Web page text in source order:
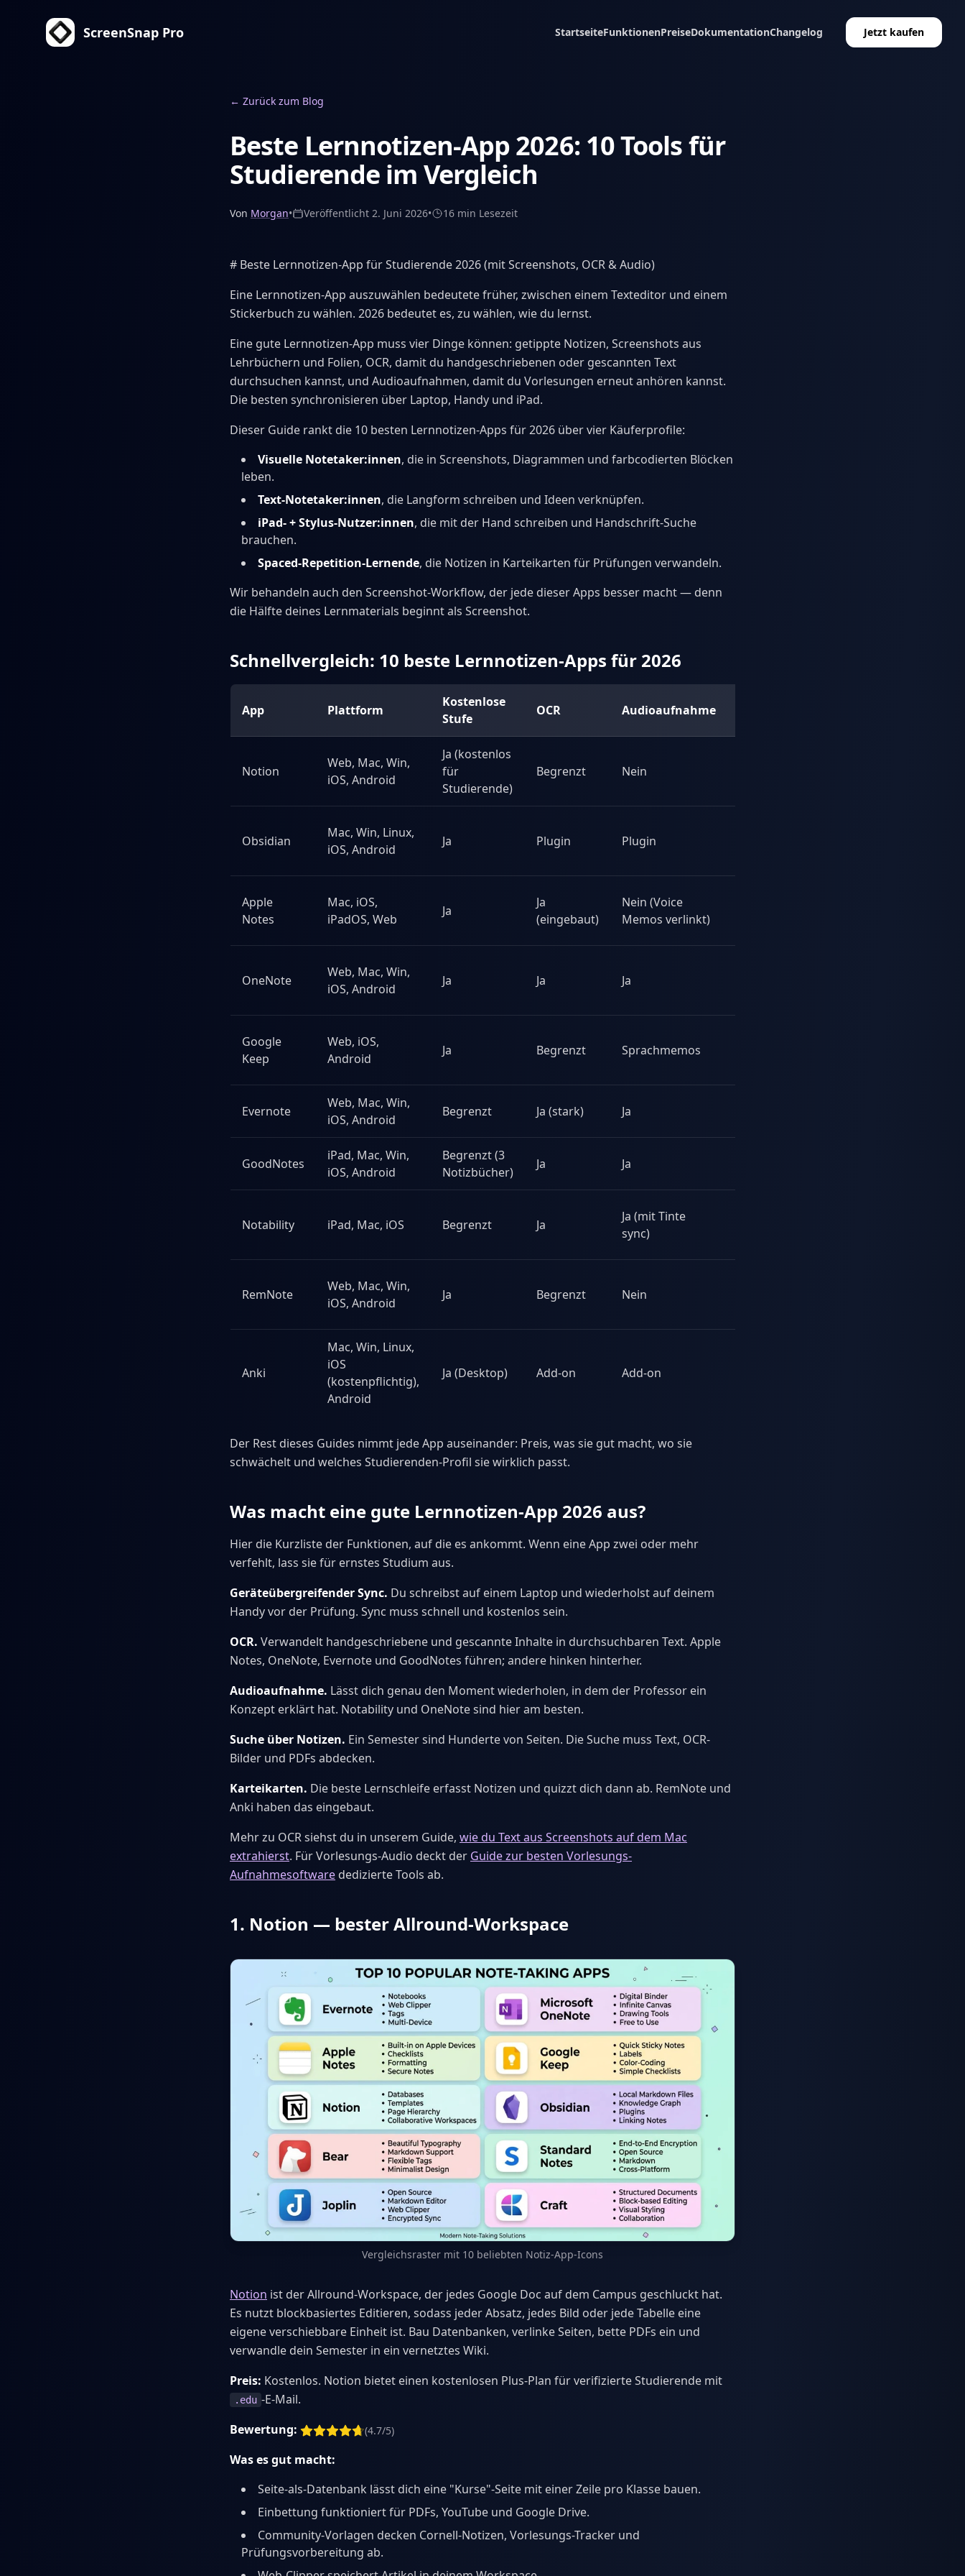
ScreenSnap Pro StartseiteFunktionenPreiseDokumentationChangelog Jetzt kaufen
← Zurück zum Blog
Beste Lernnotizen-App 2026: 10 Tools für
Studierende im Vergleich
Von Morgan• Veröffentlicht 2. Juni 2026• 16 min Lesezeit
# Beste Lernnotizen-App für Studierende 2026 (mit Screenshots, OCR & Audio)
Eine Lernnotizen-App auszuwählen bedeutete früher, zwischen einem Texteditor und einem
Stickerbuch zu wählen. 2026 bedeutet es, zu wählen, wie du lernst.
Eine gute Lernnotizen-App muss vier Dinge können: getippte Notizen, Screenshots aus
Lehrbüchern und Folien, OCR, damit du handgeschriebenen oder gescannten Text
durchsuchen kannst, und Audioaufnahmen, damit du Vorlesungen erneut anhören kannst.
Die besten synchronisieren über Laptop, Handy und iPad.
Dieser Guide rankt die 10 besten Lernnotizen-Apps für 2026 über vier Käuferprofile:
Visuelle Notetaker:innen, die in Screenshots, Diagrammen und farbcodierten Blöcken
leben.
Text-Notetaker:innen, die Langform schreiben und Ideen verknüpfen.
iPad- + Stylus-Nutzer:innen, die mit der Hand schreiben und Handschrift-Suche
brauchen.
Spaced-Repetition-Lernende, die Notizen in Karteikarten für Prüfungen verwandeln.
Wir behandeln auch den Screenshot-Workflow, der jede dieser Apps besser macht — denn
die Hälfte deines Lernmaterials beginnt als Screenshot.
Schnellvergleich: 10 beste Lernnotizen-Apps für 2026
App Plattform
Kostenlose
Stufe
OCR Audioaufnahme
Notion
Web, Mac, Win,
iOS, Android
Ja (kostenlos
für
Studierende)
Begrenzt Nein
Obsidian
Mac, Win, Linux,
iOS, Android
Ja Plugin Plugin
Apple
Notes
Mac, iOS,
iPadOS, Web
Ja
Ja
(eingebaut)
Nein (Voice
Memos verlinkt)
OneNote
Web, Mac, Win,
iOS, Android
Ja Ja Ja
Google
Keep
Web, iOS,
Android
Ja Begrenzt Sprachmemos
Evernote
Web, Mac, Win,
iOS, Android
Begrenzt Ja (stark) Ja
GoodNotes
iPad, Mac, Win,
iOS, Android
Begrenzt (3
Notizbücher)
Ja Ja
Notability iPad, Mac, iOS Begrenzt Ja
Ja (mit Tinte
sync)
RemNote
Web, Mac, Win,
iOS, Android
Ja Begrenzt Nein
Anki
Mac, Win, Linux,
iOS
(kostenpflichtig),
Android
Ja (Desktop) Add-on Add-on
Der Rest dieses Guides nimmt jede App auseinander: Preis, was sie gut macht, wo sie
schwächelt und welches Studierenden-Profil sie wirklich passt.
Was macht eine gute Lernnotizen-App 2026 aus?
Hier die Kurzliste der Funktionen, auf die es ankommt. Wenn eine App zwei oder mehr
verfehlt, lass sie für ernstes Studium aus.
Geräteübergreifender Sync. Du schreibst auf einem Laptop und wiederholst auf deinem
Handy vor der Prüfung. Sync muss schnell und kostenlos sein.
OCR. Verwandelt handgeschriebene und gescannte Inhalte in durchsuchbaren Text. Apple
Notes, OneNote, Evernote und GoodNotes führen; andere hinken hinterher.
Audioaufnahme. Lässt dich genau den Moment wiederholen, in dem der Professor ein
Konzept erklärt hat. Notability und OneNote sind hier am besten.
Suche über Notizen. Ein Semester sind Hunderte von Seiten. Die Suche muss Text, OCR-
Bilder und PDFs abdecken.
Karteikarten. Die beste Lernschleife erfasst Notizen und quizzt dich dann ab. RemNote und
Anki haben das eingebaut.
Mehr zu OCR siehst du in unserem Guide, wie du Text aus Screenshots auf dem Mac
extrahierst. Für Vorlesungs-Audio deckt der Guide zur besten Vorlesungs-
Aufnahmesoftware dedizierte Tools ab.
1. Notion — bester Allround-Workspace
Vergleichsraster mit 10 beliebten Notiz-App-Icons
Notion ist der Allround-Workspace, der jedes Google Doc auf dem Campus geschluckt hat.
Es nutzt blockbasiertes Editieren, sodass jeder Absatz, jedes Bild oder jede Tabelle eine
eigene verschiebbare Einheit ist. Bau Datenbanken, verlinke Seiten, bette PDFs ein und
verwandle dein Semester in ein vernetztes Wiki.
Preis: Kostenlos. Notion bietet einen kostenlosen Plus-Plan für verifizierte Studierende mit
.edu -E-Mail.
Bewertung:
(4.7/5)
Was es gut macht:
Seite-als-Datenbank lässt dich eine "Kurse"-Seite mit einer Zeile pro Klasse bauen.
Einbettung funktioniert für PDFs, YouTube und Google Drive.
Community-Vorlagen decken Cornell-Notizen, Vorlesungs-Tracker und
Prüfungsvorbereitung ab.